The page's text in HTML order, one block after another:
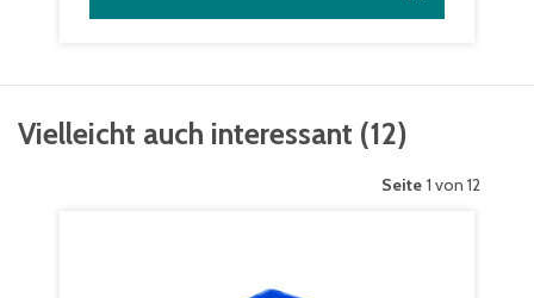
Vielleicht auch interessant (12)
Seite 1 von 12